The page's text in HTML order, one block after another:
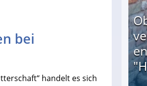
bei
handelt es sich